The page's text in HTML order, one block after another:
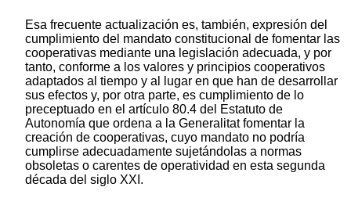
Esa frecuente actualización es, también, expresión del
cumplimiento del mandato constitucional de fomentar las
cooperativas mediante una legislación adecuada, y por
tanto, conforme a los valores y principios cooperativos
adaptados al tiempo y al lugar en que han de desarrollar
sus efectos y, por otra parte, es cumplimiento de lo
preceptuado en el artículo 80.4 del Estatuto de
Autonomía que ordena a la Generalitat fomentar la
creación de cooperativas, cuyo mandato no podría
cumplirse adecuadamente sujetándolas a normas
obsoletas o carentes de operatividad en esta segunda
década del siglo XXI.